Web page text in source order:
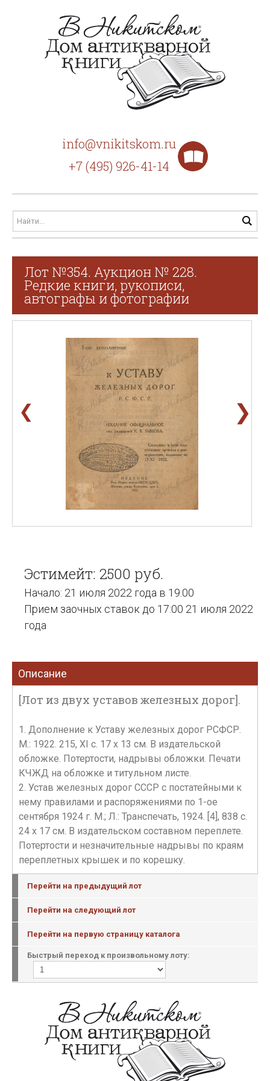
info@vnikitskom.ru
+7 (495) 926-41-14
Лот №354. Аукцион № 228.
Редкие книги, рукописи,
автографы и фотографии
❮ ❯
Эстимейт: 2500 руб.
Начало: 21 июля 2022 года в 19:00
Прием заочных ставок до 17:00 21 июля 2022
года
Описание
[Лот из двух уставов железных дорог].
1. Дополнение к Уставу железных дорог РСФСР.
М.: 1922. 215, XI c. 17 x 13 см. В издательской
обложке. Потертости, надрывы обложки. Печати
КЧЖД на обложке и титульном листе.
2. Устав железных дорог СССР с постатейными к
нему правилами и распоряжениями по 1-ое
сентября 1924 г. М.; Л.: Транспечать, 1924. [4], 838 c.
24 x 17 см. В издательском составном переплете.
Потертости и незначительные надрывы по краям
переплетных крышек и по корешку.
Перейти на предыдущий лот
Перейти на следующий лот
Перейти на первую страницу каталога
Быстрый переход к произвольному лоту: